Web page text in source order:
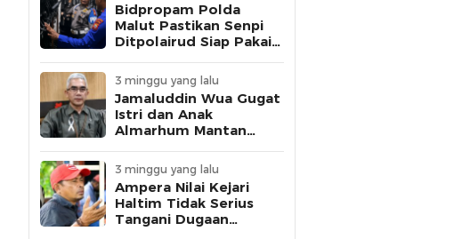
Bidpropam Polda
Malut Pastikan Senpi
Ditpolairud Siap Pakai
3 minggu yang lalu
Jamaluddin Wua Gugat
Istri dan Anak
Almarhum Mantan
Tuntut Pelunasan
Utang Rp1 Miliar
3 minggu yang lalu
Ampera Nilai Kejari
Haltim Tidak Serius
Tangani Dugaan